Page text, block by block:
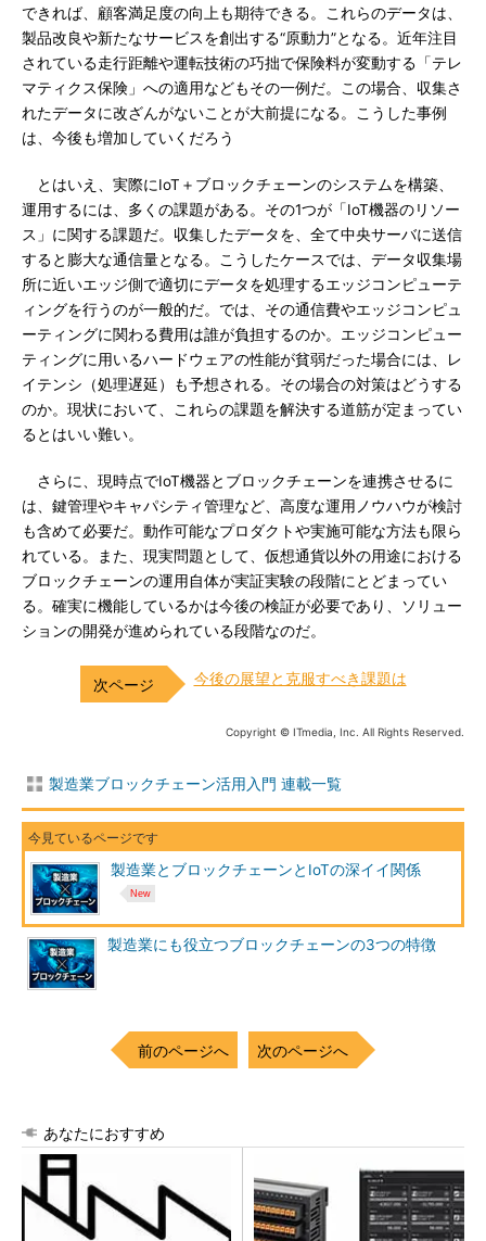
できれば、顧客満足度の向上も期待できる。これらのデータは、
製品改良や新たなサービスを創出する“原動力”となる。近年注目
されている走行距離や運転技術の巧拙で保険料が変動する「テレ
マティクス保険」への適用などもその一例だ。この場合、収集さ
れたデータに改ざんがないことが大前提になる。こうした事例
は、今後も増加していくだろう
とはいえ、実際にIoT＋ブロックチェーンのシステムを構築、
運用するには、多くの課題がある。その1つが「IoT機器のリソー
ス」に関する課題だ。収集したデータを、全て中央サーバに送信
すると膨大な通信量となる。こうしたケースでは、データ収集場
所に近いエッジ側で適切にデータを処理するエッジコンピューテ
ィングを行うのが一般的だ。では、その通信費やエッジコンピュ
ーティングに関わる費用は誰が負担するのか。エッジコンピュー
ティングに用いるハードウェアの性能が貧弱だった場合には、レ
イテンシ（処理遅延）も予想される。その場合の対策はどうする
のか。現状において、これらの課題を解決する道筋が定まってい
るとはいい難い。
さらに、現時点でIoT機器とブロックチェーンを連携させるに
は、鍵管理やキャパシティ管理など、高度な運用ノウハウが検討
も含めて必要だ。動作可能なプロダクトや実施可能な方法も限ら
れている。また、現実問題として、仮想通貨以外の用途における
ブロックチェーンの運用自体が実証実験の段階にとどまってい
る。確実に機能しているかは今後の検証が必要であり、ソリュー
ションの開発が進められている段階なのだ。
今後の展望と克服すべき課題は
Copyright © ITmedia, Inc. All Rights Reserved.
製造業ブロックチェーン活用入門 連載一覧
製造業とブロックチェーンとIoTの深イイ関係
製造業にも役立つブロックチェーンの3つの特徴
前のページへ 次のページへ
あなたにおすすめ